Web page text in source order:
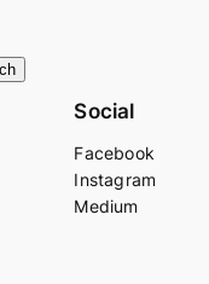
Social
Facebook
Instagram
Medium